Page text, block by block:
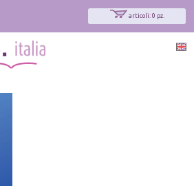
articoli: 0 pz.